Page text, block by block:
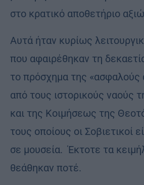
στο κρατικό αποθετήριο
Αυτά ήταν κυρίως
που αφαιρέθηκαν τη
το πρόσχημα της «ασφαλούς
από τους ιστορικούς ναούς
και της Κοιμήσεως της
τους οποίους οι Σοβιετικοί
σε μουσεία. Έκτοτε τα
θεάθηκαν ποτέ.